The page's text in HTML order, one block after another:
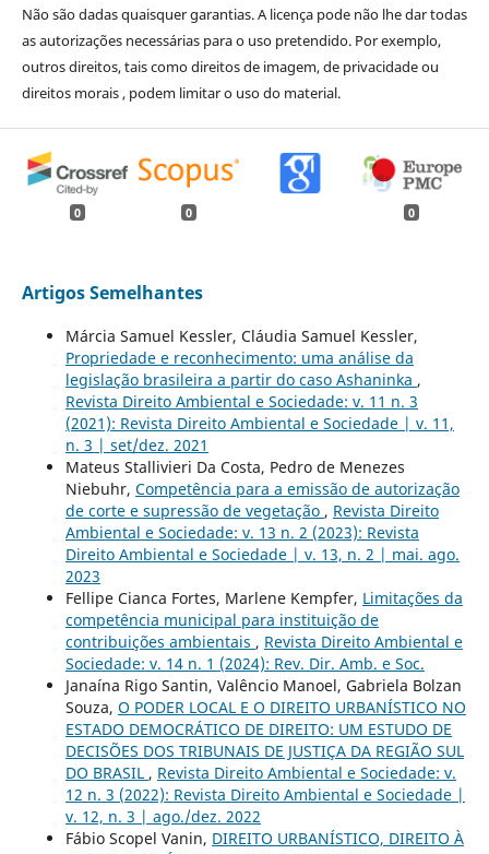
Não são dadas quaisquer garantias. A licença pode não lhe dar todas
as autorizações necessárias para o uso pretendido. Por exemplo,
outros direitos, tais como direitos de imagem, de privacidade ou
direitos morais , podem limitar o uso do material.
0 0 0
Artigos Semelhantes
Márcia Samuel Kessler, Cláudia Samuel Kessler,
Propriedade e reconhecimento: uma análise da
legislação brasileira a partir do caso Ashaninka ,
Revista Direito Ambiental e Sociedade: v. 11 n. 3
(2021): Revista Direito Ambiental e Sociedade | v. 11,
n. 3 | set/dez. 2021
Mateus Stallivieri Da Costa, Pedro de Menezes
Niebuhr, Competência para a emissão de autorização
de corte e supressão de vegetação , Revista Direito
Ambiental e Sociedade: v. 13 n. 2 (2023): Revista
Direito Ambiental e Sociedade | v. 13, n. 2 | mai. ago.
2023
Fellipe Cianca Fortes, Marlene Kempfer, Limitações da
competência municipal para instituição de
contribuições ambientais , Revista Direito Ambiental e
Sociedade: v. 14 n. 1 (2024): Rev. Dir. Amb. e Soc.
Janaína Rigo Santin, Valêncio Manoel, Gabriela Bolzan
Souza, O PODER LOCAL E O DIREITO URBANÍSTICO NO
ESTADO DEMOCRÁTICO DE DIREITO: UM ESTUDO DE
DECISÕES DOS TRIBUNAIS DE JUSTIÇA DA REGIÃO SUL
DO BRASIL , Revista Direito Ambiental e Sociedade: v.
12 n. 3 (2022): Revista Direito Ambiental e Sociedade |
v. 12, n. 3 | ago./dez. 2022
Fábio Scopel Vanin, DIREITO URBANÍSTICO, DIREITO À